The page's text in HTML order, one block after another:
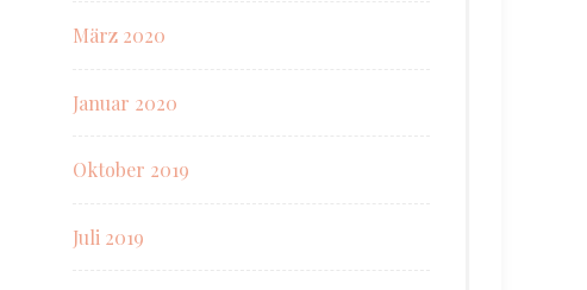
März 2020
Januar 2020
Oktober 2019
Juli 2019